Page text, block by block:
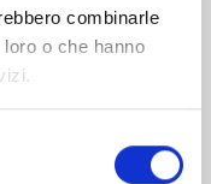
combinarle
o che hanno